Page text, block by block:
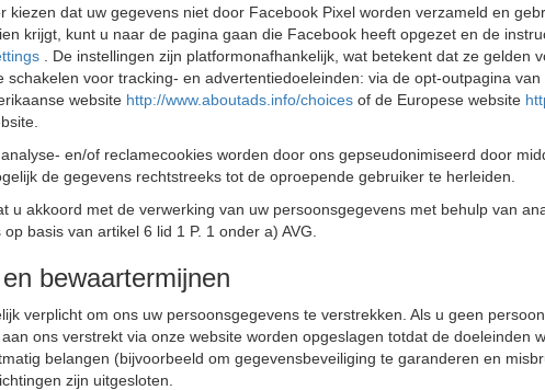
kiezen dat uw gegevens niet door Facebook Pixel worden verzameld en
krijgt, kunt u naar de pagina gaan die Facebook heeft opgezet en de
. De instellingen zijn platformonafhankelijk, wat betekent dat ze
voor tracking- en advertentiedoeleinden: via de opt-outpagina
website http://www.aboutads.info/choices of de Europese website
en/of reclamecookies worden door ons gepseudonimiseerd door
de gegevens rechtstreeks tot de oproepende gebruiker te herleiden.
akkoord met de verwerking van uw persoonsgegevens met behulp van
basis van artikel 6 lid 1 P. 1 onder a) AVG.
bewaartermijnen
verplicht om ons uw persoonsgegevens te verstrekken. Als u geen
ons verstrekt via onze website worden opgeslagen totdat de doeleinden
belangen (bijvoorbeeld om gegevensbeveiliging te garanderen en
zijn uitgesloten.